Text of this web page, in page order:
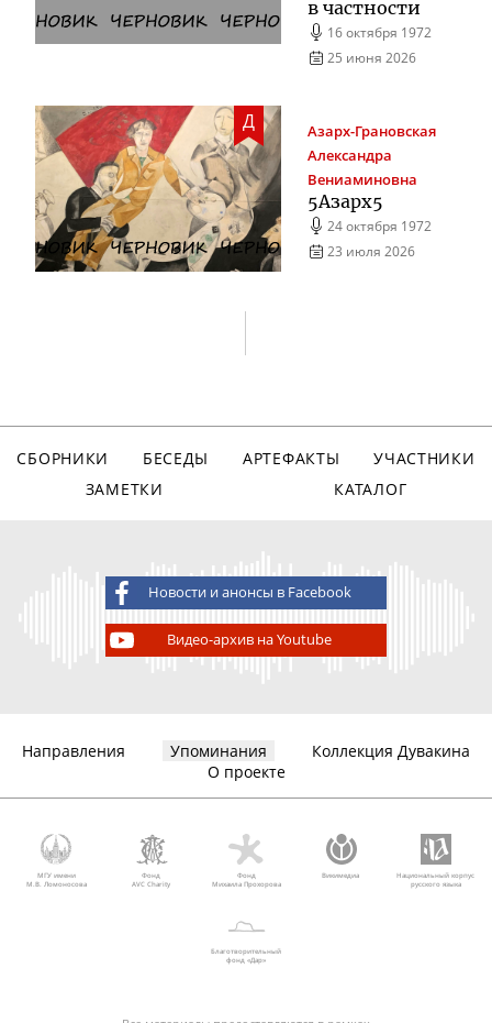
в частности
16 октября 1972
25 июня 2026
Д
Азарх-Грановская
Александра
Вениаминовна
5Азарх5
24 октября 1972
23 июля 2026
СБОРНИКИ БЕСЕДЫ АРТЕФАКТЫ
УЧАСТНИКИ
ЗАМЕТКИ
КАТАЛОГ
Новости и анонсы в Facebook
Видео-архив на Youtube
Направления Упоминания
Коллекция Дувакина
О проекте
МГУ имени
М.В. Ломоносова
Фонд
AVC Charity
Фонд
Михаила Прохорова
Викимедиа
Национальный корпус
русского языка
Благотворительный
фонд «Дар»